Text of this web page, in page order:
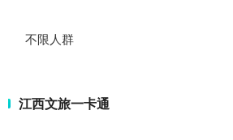
不限人群
江西文旅一卡通